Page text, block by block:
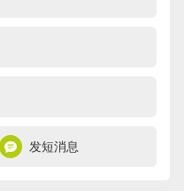
发短消息